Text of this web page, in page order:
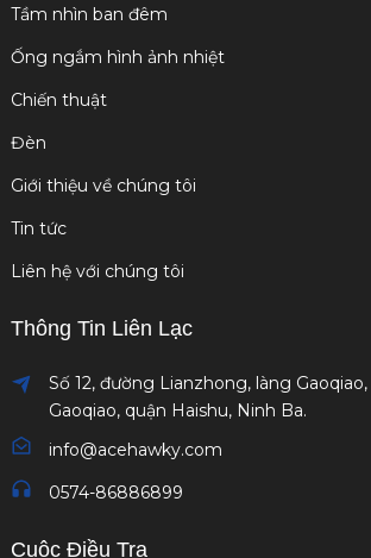
Tầm nhìn ban đêm
Ống ngắm hình ảnh nhiệt
Chiến thuật
Đèn
Giới thiệu về chúng tôi
Tin tức
Liên hệ với chúng tôi
Thông Tin Liên Lạc
Số 12, đường Lianzhong, làng
Gaoqiao, quận Haishu, Ninh Ba.
info@acehawky.com
0574-86886899
Cuộc Điều Tra